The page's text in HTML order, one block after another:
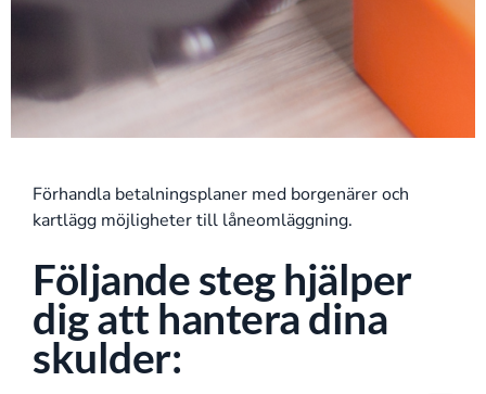
Förhandla betalningsplaner med borgenärer och
kartlägg möjligheter till låneomläggning.
Följande steg hjälper
dig att hantera dina
skulder: